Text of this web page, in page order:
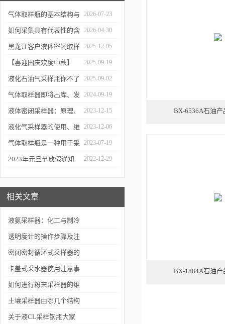
气体取样瓶的基本结构与
工作逻辑是什么？
2026-07-23
如何采集具有代表性的含
油水样？——石油类采水
器原理与使用
2026-04-30
黑龙江客户液体密闭取样
器项目顺利交付
2025-12-05
【喜迎国庆欢度中秋】
2025年国庆中秋放假通知
2025-09-19
液化石油气采样瓶你不了
解的知识！
2025-09-02
气体取样器即将出库、发
货！
2024-09-19
液体密闭采样器：原理、
应用和优势
2023-12-15
液化气采样器的使用、维
护与优化
2023-12-06
气体取样瓶是一种用于采
集、贮存和分析气体样品
2023-07-19
2023年元旦节放假通知 2022-12-29
相关文章
液氨采样器：化工与制冷
系统中的安全取样工具
透明度计的操作步骤及注
意事项
密闭密封循环式采样器的
工作要求及技术参数
卡盖式采水器使用注意事
项
如何进行粉末采样器的维
护保养工作呢？
土壤采样器由哪几个结构
组成呢？
关于液CL采样钢瓶大家
BX-6536A石油
BX-1884A石油